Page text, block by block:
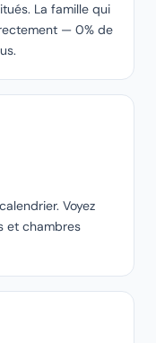
La famille qui
— 0% de
Voyez
et chambres